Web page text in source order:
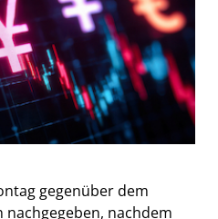
gegenüber dem
nachgegeben, nachdem